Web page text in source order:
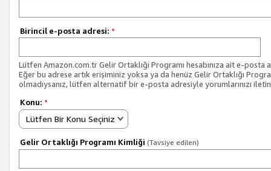
Birincil e-posta adresi: *
Lütfen Amazon.com.tr Gelir Ortaklığı Programı hesabınıza ait e-posta
Eğer bu adrese artık erişiminiz yoksa ya da henüz Gelir Ortaklığı
olmadıysanız, lütfen alternatif bir e-posta adresiyle yorumlarınızı
Konu: *
Lütfen Bir Konu Seçiniz
Gelir Ortaklığı Programı Kimliği (Tavsiye edilen)